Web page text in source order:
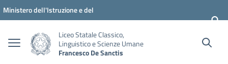
Vai ai contenuti
Vai al menu di navigazione
Vai al footer
Ministero dell'Istruzione e del
Liceo Statale Classico,
Linguistico e Scienze Umane
Francesco De Sanctis